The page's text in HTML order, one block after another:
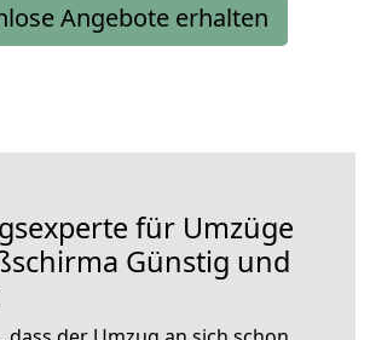
Angebote erhalten
für Umzüge
Günstig und